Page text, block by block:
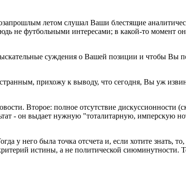
летом слушал Ваши блестящие
не футбольными интересами; в какой-то момент
суждения о Вашей позиции и чтобы Вы
прихожу к выводу, что сегодня, Вы уж
Второе: полное отсутствие дискуссионности
- он выдает нужную "тоталитарную, имперскую
у него была точка отсчета и, если хотите знать,
истины, а не политической сиюминутности.